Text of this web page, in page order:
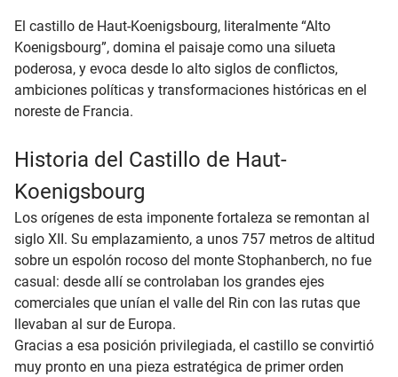
El castillo de Haut-Koenigsbourg, literalmente “Alto
Koenigsbourg”, domina el paisaje como una silueta
poderosa, y evoca desde lo alto siglos de conflictos,
ambiciones políticas y transformaciones históricas en el
noreste de Francia.
Historia del Castillo de Haut-
Koenigsbourg
Los orígenes de esta imponente fortaleza se remontan al
siglo XII. Su emplazamiento, a unos 757 metros de altitud
sobre un espolón rocoso del monte Stophanberch, no fue
casual: desde allí se controlaban los grandes ejes
comerciales que unían el valle del Rin con las rutas que
llevaban al sur de Europa.
Gracias a esa posición privilegiada, el castillo se convirtió
muy pronto en una pieza estratégica de primer orden